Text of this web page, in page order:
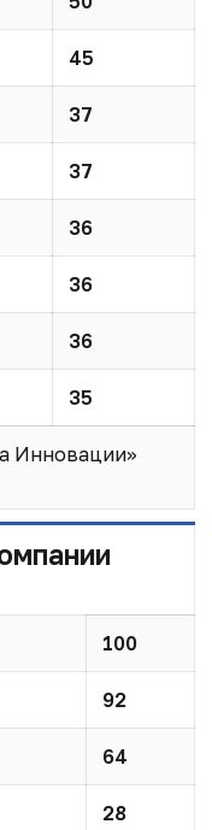
45
37
37
36
36
36
35
Инновации»
100
92
64
28